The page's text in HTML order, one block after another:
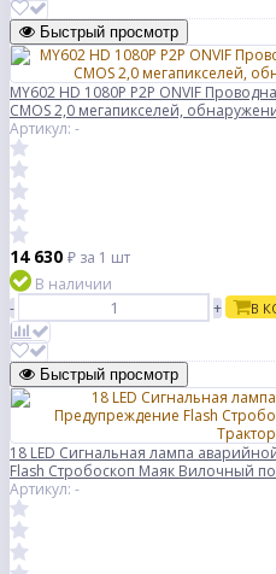
Быстрый просмотр
MY602 HD 1080P P2P ONVIF
CMOS 2,0 мегапикселей,
Артикул: -
14 630 ₽ за 1 шт
В наличии
-
+ В
Быстрый просмотр
18 LED Сигнальная лампа
Flash Стробоскоп Маяк Вилочный
Артикул: -